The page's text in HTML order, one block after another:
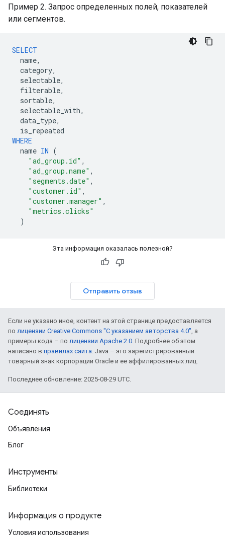
Пример 2. Запрос определенных полей, показателей
или сегментов.
SELECT
name,
category,
selectable,
filterable,
sortable,
selectable_with,
data_type,
is_repeated
WHERE
name IN (
"ad_group.id" ,
"ad_group.name" ,
"segments.date" ,
"customer.id" ,
"customer.manager" ,
"metrics.clicks"
)
Эта информация оказалась полезной?
Отправить отзыв
Если не указано иное, контент на этой странице предоставляется
по лицензии Creative Commons "С указанием авторства 4.0", а
примеры кода – по лицензии Apache 2.0. Подробнее об этом
написано в правилах сайта. Java – это зарегистрированный
товарный знак корпорации Oracle и ее аффилированных лиц.
Последнее обновление: 2025-08-29 UTC.
Соединять
Объявления
Блог
Инструменты
Библиотеки
Информация о продукте
Условия использования